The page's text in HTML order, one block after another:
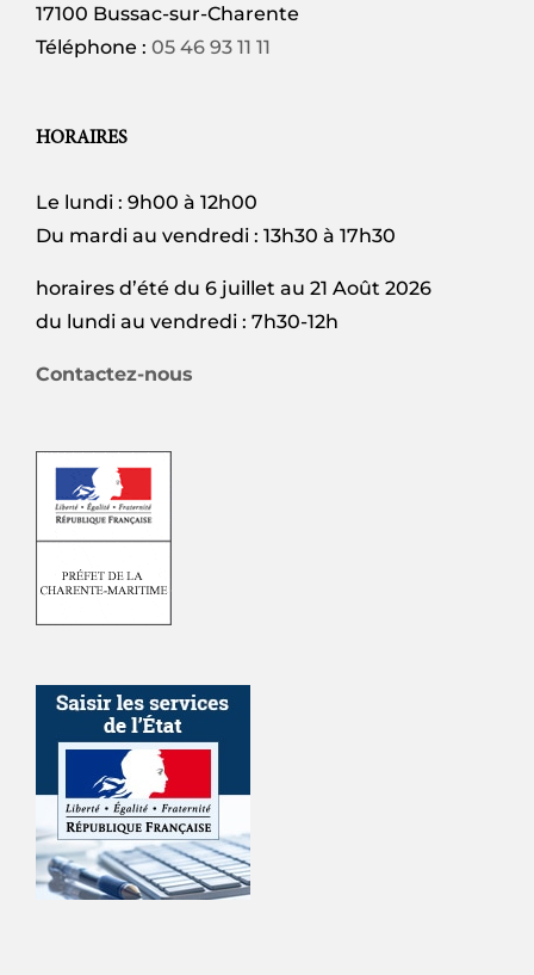
17100 Bussac-sur-Charente
Téléphone : 05 46 93 11 11
HORAIRES
Le lundi : 9h00 à 12h00
Du mardi au vendredi : 13h30 à 17h30
horaires d’été du 6 juillet au 21 Août 2026
du lundi au vendredi : 7h30-12h
Contactez-nous